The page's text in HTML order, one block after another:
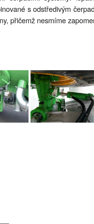
s odstředivým
přičemž nesmíme